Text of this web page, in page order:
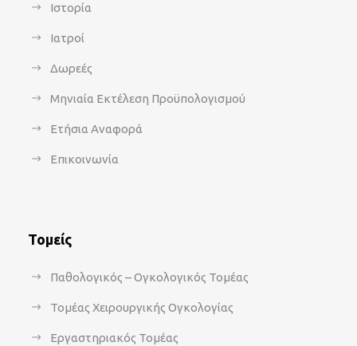
Ιστορία
Ιατροί
Δωρεές
Μηνιαία Εκτέλεση Προϋπολογισμού
Ετήσια Αναφορά
Επικοινωνία
Τομείς
Παθολογικός – Ογκολογικός Τομέας
Τομέας Χειρουργικής Ογκολογίας
Εργαστηριακός Τομέας